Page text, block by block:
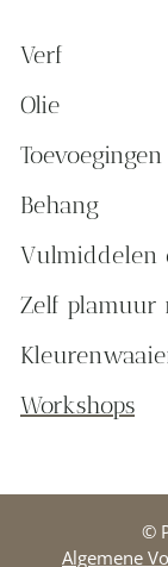
Verf
Olie
Toevoegingen
Behang
Vulmiddelen
Zelf plamuur
Workshops
©
Algemene